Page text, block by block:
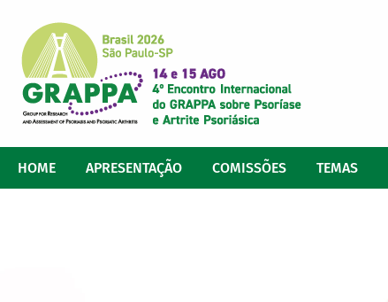
HOME APRESENTAÇÃO COMISSÕES TEMAS